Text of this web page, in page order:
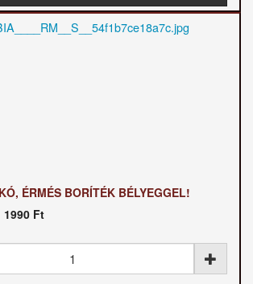
ÉRMÉS BORÍTÉK BÉLYEGGEL!
1990 Ft